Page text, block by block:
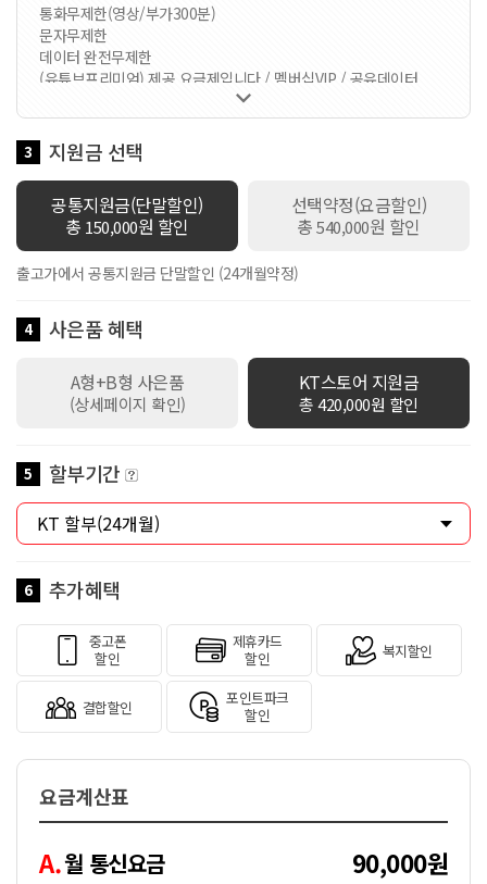
통화무제한(영상/부가300분)
문자무제한
데이터 완전무제한
(유튜브프리미엄) 제공 요금제입니다 / 멤버십VIP / 공유데이터
60GB 제공 / 로밍데이터 100Kbps / 데이터쉐어링 1회선 무료 / 만
18세 이하 가입시 스쿨덤(공유데이터 2배 제공+스마트기기 or 데이
터쉐어링 1회선 무료+안심박스)자동적용 / 만19세이상 ~ 만34세이
하 가입시 Y덤(공유데이터 2배 제공+스마트기기 or 데이터쉐어링 1
회선 무료)자동적용

3 지원금 선택
공통지원금(단말할인)
총 150,000원 할인
선택약정(요금할인)
총540,000원 할인
출고가에서 공통지원금 단말할인 (24개월약정)
4 사은품 혜택
A형+B형 사은품
(상세페이지 확인)
KT스토어 지원금
총 420,000원 할인
5 할부기간
6 추가혜택
중고폰
할인
제휴카드
할인
복지할인
결합할인
포인트파크
할인
요금계산표
A.월 통신요금 90,000원